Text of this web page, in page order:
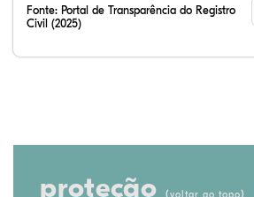
Fonte: Portal de Transparência do Registro
Civil (2025)
proteção (voltar ao topo)